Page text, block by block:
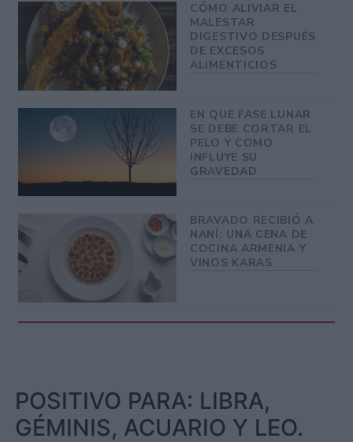
CÓMO ALIVIAR EL
MALESTAR
DIGESTIVO DESPUÉS
DE EXCESOS
ALIMENTICIOS
EN QUE FASE LUNAR
SE DEBE CORTAR EL
PELO Y COMO
INFLUYE SU
GRAVEDAD
BRAVADO RECIBIÓ A
NANÍ: UNA CENA DE
COCINA ARMENIA Y
VINOS KARAS
POSITIVO PARA: LIBRA,
GÉMINIS, ACUARIO Y LEO.